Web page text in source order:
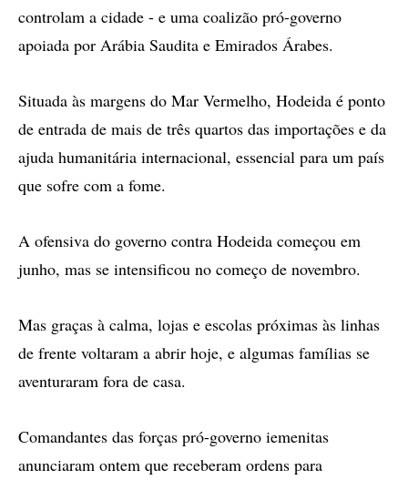
controlam a cidade - e uma coalizão pró-governo
apoiada por Arábia Saudita e Emirados Árabes.
Situada às margens do Mar Vermelho, Hodeida é ponto
de entrada de mais de três quartos das importações e da
ajuda humanitária internacional, essencial para um país
que sofre com a fome.
A ofensiva do governo contra Hodeida começou em
junho, mas se intensificou no começo de novembro.
Mas graças à calma, lojas e escolas próximas às linhas
de frente voltaram a abrir hoje, e algumas famílias se
aventuraram fora de casa.
Comandantes das forças pró-governo iemenitas
anunciaram ontem que receberam ordens para